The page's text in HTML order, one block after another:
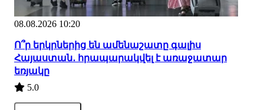
08.08.2026 10:20
Ո՞ր երկրներից են ամենաշատը գալիս
Հայաստան․ հրապարակվել է առաջատար
եռյակը
5.0